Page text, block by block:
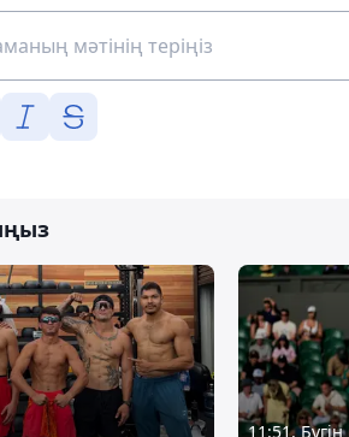
11:51, Бүгін